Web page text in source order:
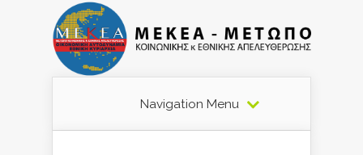
Navigation Menu